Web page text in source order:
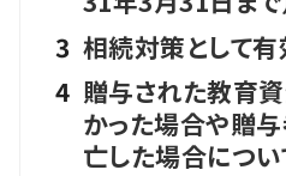
3 相続対策として有
4 贈与された教育
かった場合や贈
亡した場合につい